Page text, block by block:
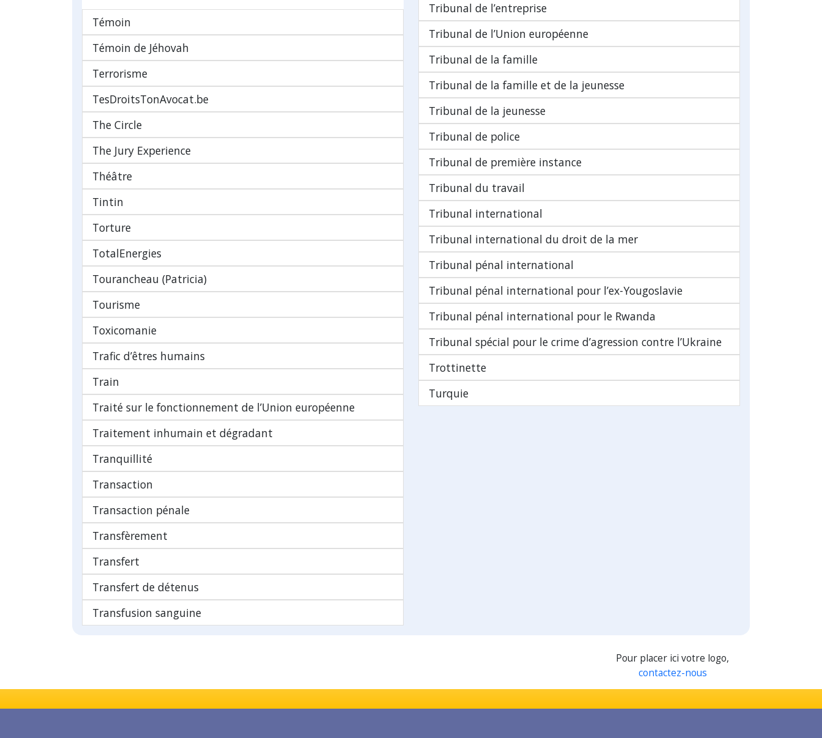
Témoin
Témoin de Jéhovah
Terrorisme
TesDroitsTonAvocat.be
The Circle
The Jury Experience
Théâtre
Tintin
Torture
TotalEnergies
Tourancheau (Patricia)
Tourisme
Toxicomanie
Trafic d’êtres humains
Train
Traité sur le fonctionnement de l’Union européenne
Traitement inhumain et dégradant
Tranquillité
Transaction
Transaction pénale
Transfèrement
Transfert
Transfert de détenus
Transfusion sanguine
Tribunal de l’entreprise
Tribunal de l’Union européenne
Tribunal de la famille
Tribunal de la famille et de la jeunesse
Tribunal de la jeunesse
Tribunal de police
Tribunal de première instance
Tribunal du travail
Tribunal international
Tribunal international du droit de la mer
Tribunal pénal international
Tribunal pénal international pour l’ex-Yougoslavie
Tribunal pénal international pour le Rwanda
Tribunal spécial pour le crime d’agression contre l’Ukraine
Trottinette
Turquie
Pour placer ici votre logo,
contactez-nous